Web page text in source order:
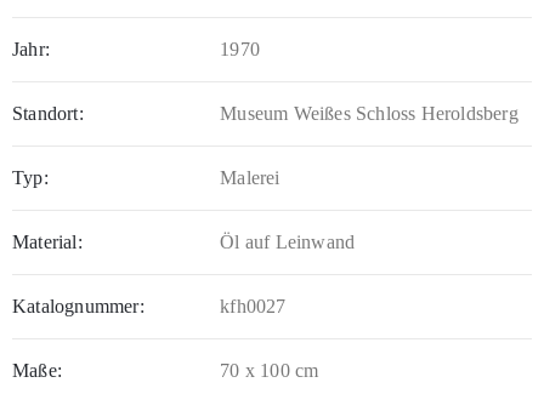
Jahr: 1970
Standort: Museum Weißes Schloss Heroldsberg
Typ: Malerei
Material: Öl auf Leinwand
Katalognummer: kfh0027
Maße: 70 x 100 cm